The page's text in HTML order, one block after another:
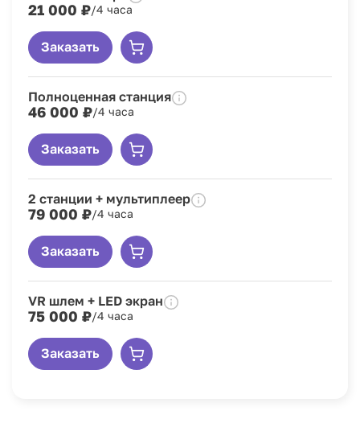
21 000 ₽/4 часа
Заказать
Полноценная станция
46 000 ₽/4 часа
Заказать
2 станции + мультиплеер
79 000 ₽/4 часа
Заказать
VR шлем + LED экран
75 000 ₽/4 часа
Заказать